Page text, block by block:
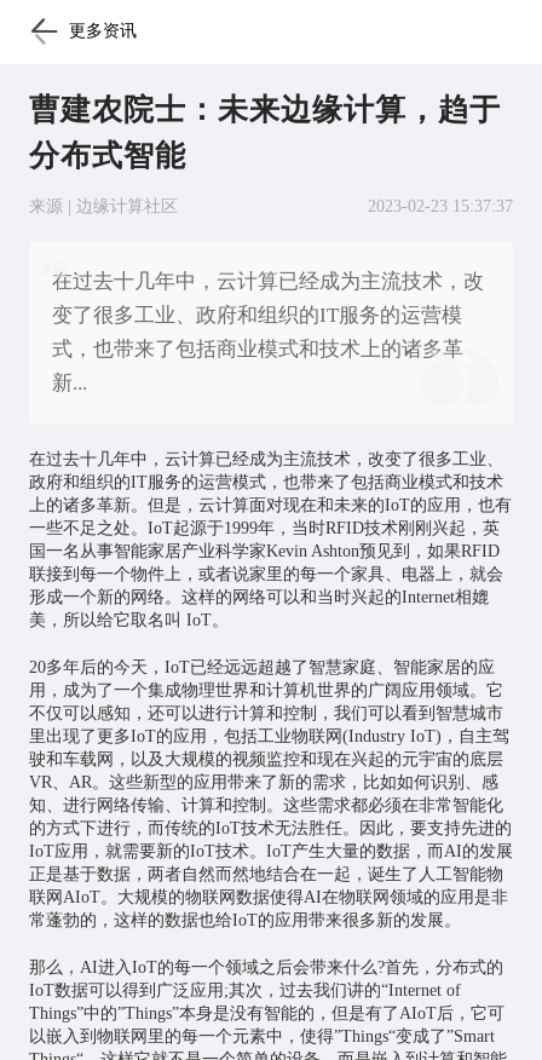
更多资讯
曹建农院士：未来边缘计算，趋于
分布式智能
来源 | 边缘计算社区 2023-02-23 15:37:37
在过去十几年中，云计算已经成为主流技术，改
变了很多工业、政府和组织的IT服务的运营模
式，也带来了包括商业模式和技术上的诸多革
新...
在过去十几年中，云计算已经成为主流技术，改变了很多工业、
政府和组织的IT服务的运营模式，也带来了包括商业模式和技术
上的诸多革新。但是，云计算面对现在和未来的IoT的应用，也有
一些不足之处。IoT起源于1999年，当时RFID技术刚刚兴起，英
国一名从事智能家居产业科学家Kevin Ashton预见到，如果RFID
联接到每一个物件上，或者说家里的每一个家具、电器上，就会
形成一个新的网络。这样的网络可以和当时兴起的Internet相媲
美，所以给它取名叫 IoT。
20多年后的今天，IoT已经远远超越了智慧家庭、智能家居的应
用，成为了一个集成物理世界和计算机世界的广阔应用领域。它
不仅可以感知，还可以进行计算和控制，我们可以看到 智慧城市
里出现了更多IoT的应用，包括工业物联网 (Industry IoT)，自主驾
驶和车载网，以及大规模的视频监控和现在兴起的元宇宙的底层
VR、AR。这些新型的应用带来了新的需求，比如如何识别、感
知、进行网络传输、计算和控制。这些需求都必须在非常智能化
的方式下进行，而传统的IoT技术无法胜任。因此，要支持先进的
IoT应用，就需要新的IoT技术。IoT产生大量的数据，而AI的发展
正是基于数据，两者自然而然地结合在一起，诞生了 人工智能物
联网AIoT。大规模的物联网数据使得AI在物联网领域的应用是非
常蓬勃的，这样的数据也给IoT的应用带来很多新的发展。
那么，AI进入IoT的每一个领域之后会带来什么?首先，分布式的
IoT数据可以得到广泛应用;其次，过去我们讲的“Internet of
Things”中的”Things”本身是没有智能的，但是有了AIoT后，它可
以嵌入到物联网里的每一个元素中，使得”Things“变成了”Smart